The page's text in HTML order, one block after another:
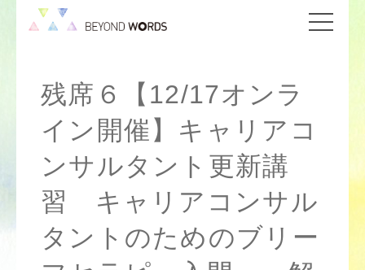
残席６【12/17オンラ
イン開催】キャリアコ
ンサルタント更新講
習 キャリアコンサル
タントのためのブリー